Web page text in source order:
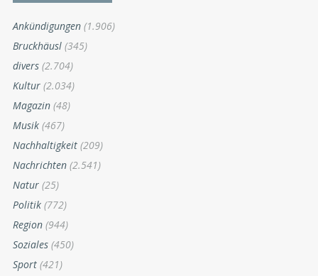
Ankündigungen (1.906)
Bruckhäusl (345)
divers (2.704)
Kultur (2.034)
Magazin (48)
Musik (467)
Nachhaltigkeit (209)
Nachrichten (2.541)
Natur (25)
Politik (772)
Region (944)
Soziales (450)
Sport (421)